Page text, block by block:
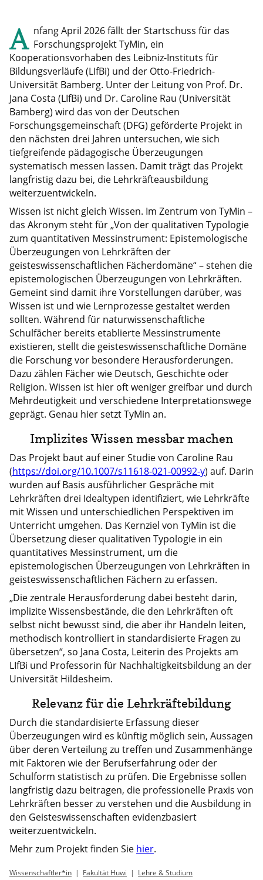
A nfang April 2026 fällt der Startschuss für das
Forschungsprojekt TyMin, ein
Kooperationsvorhaben des Leibniz-Instituts für
Bildungsverläufe (LIfBi) und der Otto-Friedrich-
Universität Bamberg. Unter der Leitung von Prof. Dr.
Jana Costa (LIfBi) und Dr. Caroline Rau (Universität
Bamberg) wird das von der Deutschen
Forschungsgemeinschaft (DFG) geförderte Projekt in
den nächsten drei Jahren untersuchen, wie sich
tiefgreifende pädagogische Überzeugungen
systematisch messen lassen. Damit trägt das Projekt
langfristig dazu bei, die Lehrkräfteausbildung
weiterzuentwickeln.
Wissen ist nicht gleich Wissen. Im Zentrum von TyMin –
das Akronym steht für „Von der qualitativen Typologie
zum quantitativen Messinstrument: Epistemologische
Überzeugungen von Lehrkräften der
geisteswissenschaftlichen Fächerdomäne“ – stehen die
epistemologischen Überzeugungen von Lehrkräften.
Gemeint sind damit ihre Vorstellungen darüber, was
Wissen ist und wie Lernprozesse gestaltet werden
sollten. Während für naturwissenschaftliche
Schulfächer bereits etablierte Messinstrumente
existieren, stellt die geisteswissenschaftliche Domäne
die Forschung vor besondere Herausforderungen.
Dazu zählen Fächer wie Deutsch, Geschichte oder
Religion. Wissen ist hier oft weniger greifbar und durch
Mehrdeutigkeit und verschiedene Interpretationswege
geprägt. Genau hier setzt TyMin an.
Implizites Wissen messbar machen
Das Projekt baut auf einer Studie von Caroline Rau
(https://doi.org/10.1007/s11618-021-00992-y) auf. Darin
wurden auf Basis ausführlicher Gespräche mit
Lehrkräften drei Idealtypen identifiziert, wie Lehrkräfte
mit Wissen und unterschiedlichen Perspektiven im
Unterricht umgehen. Das Kernziel von TyMin ist die
Übersetzung dieser qualitativen Typologie in ein
quantitatives Messinstrument, um die
epistemologischen Überzeugungen von Lehrkräften in
geisteswissenschaftlichen Fächern zu erfassen.
„Die zentrale Herausforderung dabei besteht darin,
implizite Wissensbestände, die den Lehrkräften oft
selbst nicht bewusst sind, die aber ihr Handeln leiten,
methodisch kontrolliert in standardisierte Fragen zu
übersetzen“, so Jana Costa, Leiterin des Projekts am
LIfBi und Professorin für Nachhaltigkeitsbildung an der
Universität Hildesheim.
Relevanz für die Lehrkräftebildung
Durch die standardisierte Erfassung dieser
Überzeugungen wird es künftig möglich sein, Aussagen
über deren Verteilung zu treffen und Zusammenhänge
mit Faktoren wie der Berufserfahrung oder der
Schulform statistisch zu prüfen. Die Ergebnisse sollen
langfristig dazu beitragen, die professionelle Praxis von
Lehrkräften besser zu verstehen und die Ausbildung in
den Geisteswissenschaften evidenzbasiert
weiterzuentwickeln.
Mehr zum Projekt finden Sie hier.
Wissenschaftler*in Fakultät Huwi Lehre & Studium